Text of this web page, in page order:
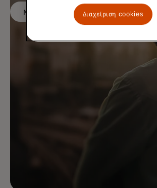
Μάθετε περισσότεραopens in a new tab
Διαχείριση cookies